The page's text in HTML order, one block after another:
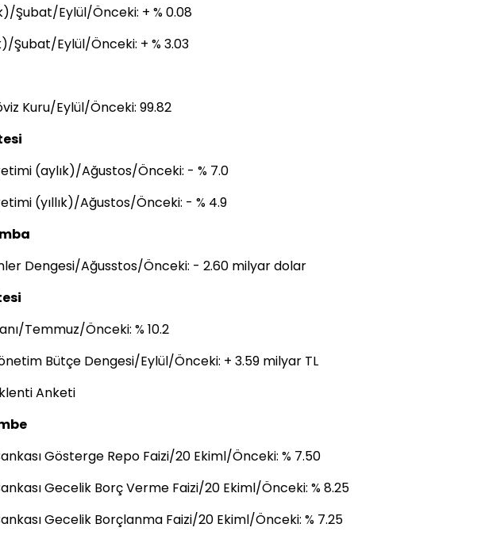
Şubat/Eylül/Önceki: + % 0.08
Şubat/Eylül/Önceki: + % 3.03
Kuru/Eylül/Önceki: 99.82
(aylık)/Ağustos/Önceki: - % 7.0
(yıllık)/Ağustos/Önceki: - % 4.9
Dengesi/Ağusstos/Önceki: - 2.60 milyar dolar
Temmuz/Önceki: % 10.2
Bütçe Dengesi/Eylül/Önceki: + 3.59 milyar TL
Anketi
Gösterge Repo Faizi/20 Ekiml/Önceki: % 7.50
Gecelik Borç Verme Faizi/20 Ekiml/Önceki: % 8.25
Gecelik Borçlanma Faizi/20 Ekiml/Önceki: % 7.25